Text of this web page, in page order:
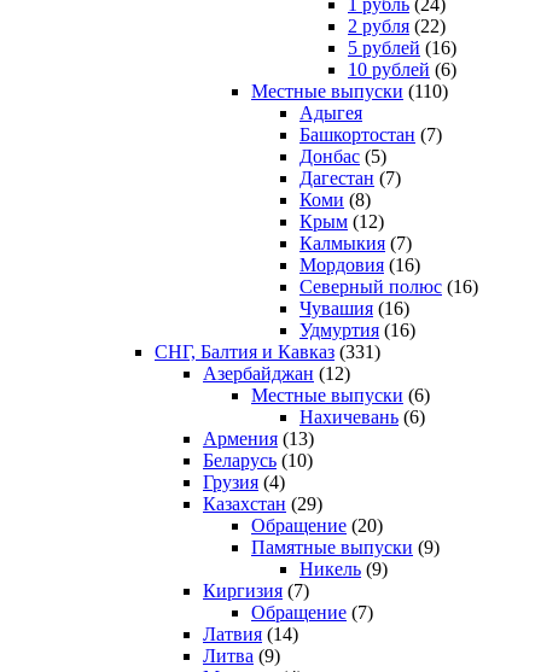
2 рубля (22)
5 рублей (16)
10 рублей (6)
Местные выпуски (110)
Адыгея
Башкортостан (7)
Донбас (5)
Дагестан (7)
Коми (8)
Крым (12)
Калмыкия (7)
Мордовия (16)
Северный полюс (16)
Чувашия (16)
Удмуртия (16)
СНГ, Балтия и Кавказ (331)
Азербайджан (12)
Местные выпуски (6)
Нахичевань (6)
Армения (13)
Беларусь (10)
Грузия (4)
Казахстан (29)
Обращение (20)
Памятные выпуски (9)
Никель (9)
Киргизия (7)
Обращение (7)
Латвия (14)
Литва (9)